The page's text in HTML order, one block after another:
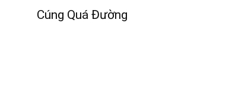
Cúng Quá Đường